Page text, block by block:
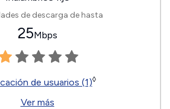
de descarga de hasta
25Mbps
de usuarios (1)◊
Ver más